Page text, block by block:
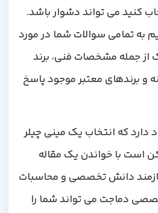
می تواند دشوار باشد.
تمامی سوالات شما در مورد
مشخصات فنی، برند
معتبر موجود پاسخ
که انتخاب یک مینی چیلر
با خواندن یک مقاله
دانش تخصصی و محاسبات
دماجت می تواند شما را